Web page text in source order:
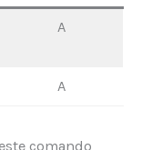
A
A
comando